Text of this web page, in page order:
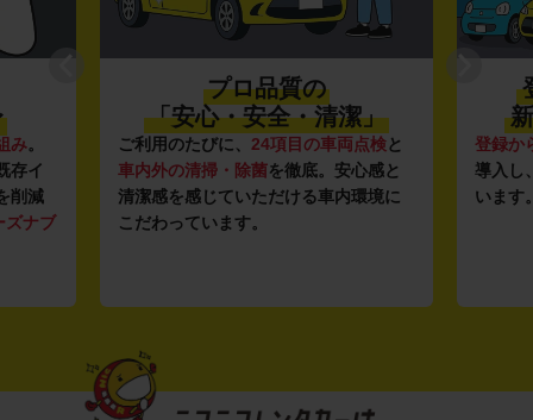
み。
存イ
削減
ズナブ
プロ品質の
「安心・安全・清潔」
ご利用のたびに、 24項目の車両点検と
車内外の清掃・除菌を徹底。安心感と
清潔感を感じていただける車内環境に
こだわっています。
登録か
導入し
います